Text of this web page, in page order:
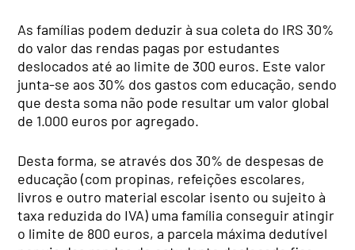
As famílias podem deduzir à sua coleta do IRS 30%
do valor das rendas pagas por estudantes
deslocados até ao limite de 300 euros. Este valor
junta-se aos 30% dos gastos com educação, sendo
que desta soma não pode resultar um valor global
de 1.000 euros por agregado.
Desta forma, se através dos 30% de despesas de
educação (com propinas, refeições escolares,
livros e outro material escolar isento ou sujeito à
taxa reduzida do IVA) uma família conseguir atingir
o limite de 800 euros, a parcela máxima dedutível